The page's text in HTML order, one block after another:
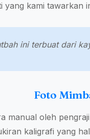
yang kami tawarkan
ini terbuat dari
Foto
manual oleh
kaligrafi yang